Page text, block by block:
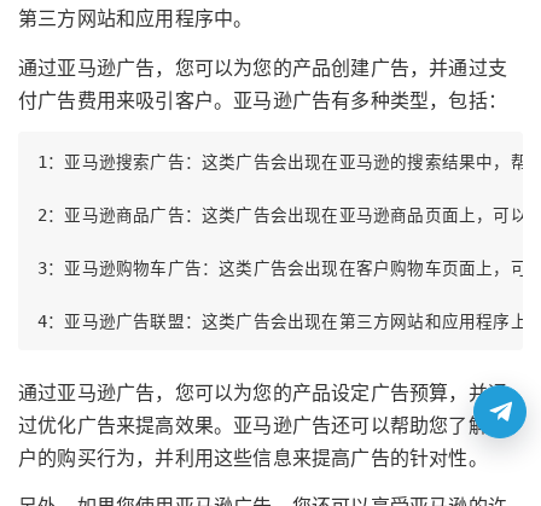
第三方网站和应用程序中。
通过亚马逊广告，您可以为您的产品创建广告，并通过支
付广告费用来吸引客户。亚马逊广告有多种类型，包括：
1：亚马逊搜索广告：这类广告会出现在亚马逊的搜索结果中，帮
2：亚马逊商品广告：这类广告会出现在亚马逊商品页面上，可以
3：亚马逊购物车广告：这类广告会出现在客户购物车页面上，可
4：亚马逊广告联盟：这类广告会出现在第三方网站和应用程序上
通过亚马逊广告，您可以为您的产品设定广告预算，并通
过优化广告来提高效果。亚马逊广告还可以帮助您了解客
户的购买行为，并利用这些信息来提高广告的针对性。